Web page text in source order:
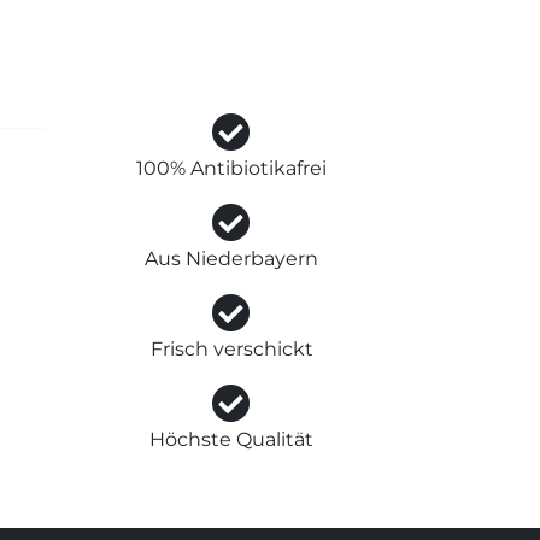
100% Antibiotikafrei
Aus Niederbayern
Frisch verschickt
Höchste Qualität